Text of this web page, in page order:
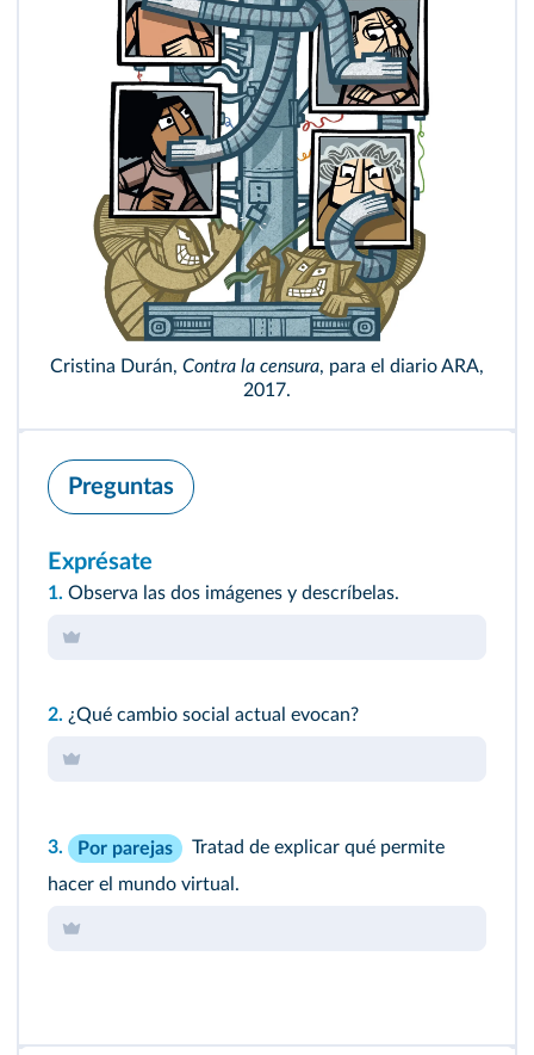
Cristina Durán, Contra la censura, para el diario ARA,
2017.
Preguntas
Exprésate
1. Observa las dos imágenes y descríbelas.
2. ¿Qué cambio social actual evocan?
3. Por parejas
Tratad de explicar qué permite
hacer el mundo virtual.